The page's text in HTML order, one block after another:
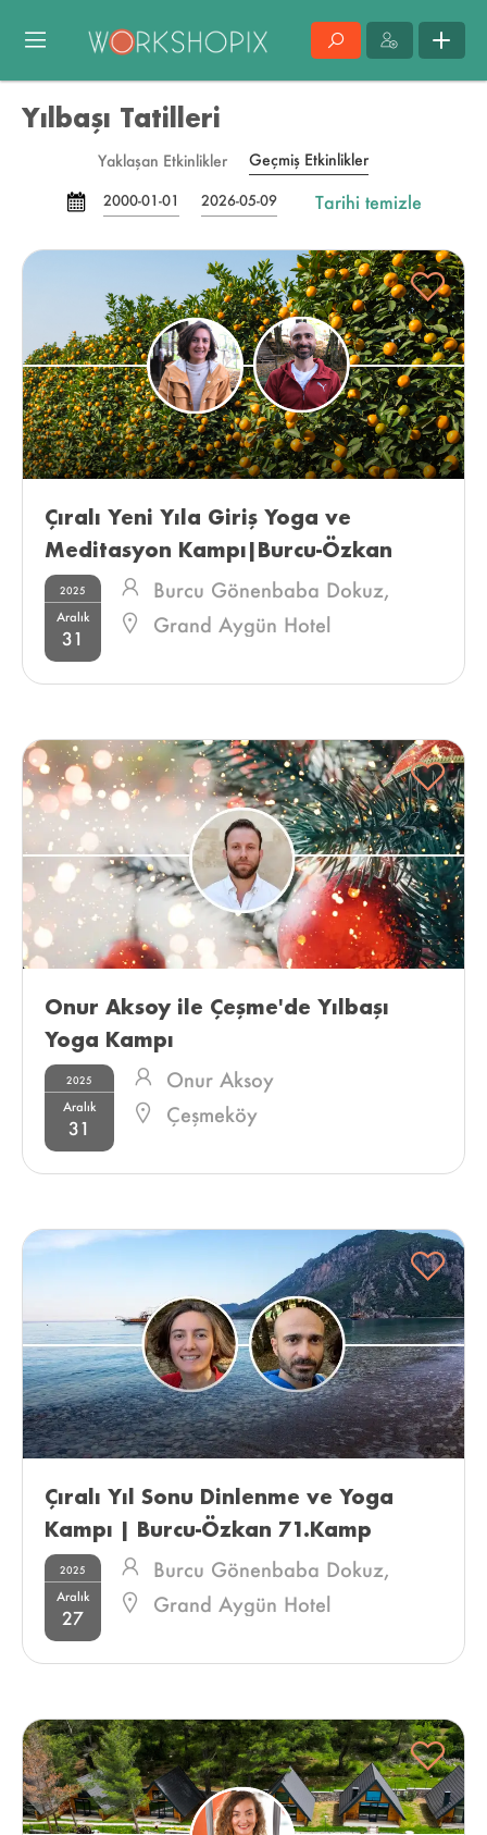
Yılbaşı Tatilleri
Yaklaşan Etkinlikler Geçmiş Etkinlikler
2000-01-01 2026-05-09 Tarihi temizle
Çıralı Yeni Yıla Giriş Yoga ve
Meditasyon Kampı|Burcu-Özkan
72.Kamp
2025
Aralık
31
Burcu Gönenbaba Dokuz,
Özkan Dokuz
Grand Aygün Hotel
Onur Aksoy ile Çeşme'de Yılbaşı
Yoga Kampı
2025
Aralık
31
Onur Aksoy
Çeşmeköy
Çıralı Yıl Sonu Dinlenme ve Yoga
Kampı | Burcu-Özkan 71.Kamp
2025
Aralık
27
Burcu Gönenbaba Dokuz,
Özkan Dokuz
Grand Aygün Hotel